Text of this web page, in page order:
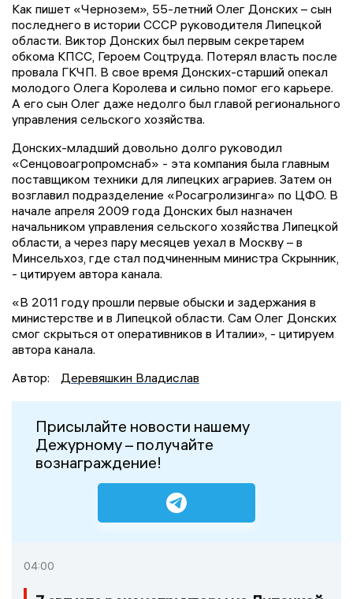
Как пишет «Чернозем», 55-летний Олег Донских – сын
последнего в истории СССР руководителя Липецкой
области. Виктор Донских был первым секретарем
обкома КПСС, Героем Соцтруда. Потерял власть после
провала ГКЧП. В свое время Донских-старший опекал
молодого Олега Королева и сильно помог его карьере.
А его сын Олег даже недолго был главой регионального
управления сельского хозяйства.
Донских-младший довольно долго руководил
«Сенцовоагропромснаб» - эта компания была главным
поставщиком техники для липецких аграриев. Затем он
возглавил подразделение «Росагролизинга» по ЦФО. В
начале апреля 2009 года Донских был назначен
начальником управления сельского хозяйства Липецкой
области, а через пару месяцев уехал в Москву – в
Минсельхоз, где стал подчиненным министра Скрынник,
- цитируем автора канала.
«В 2011 году прошли первые обыски и задержания в
министерстве и в Липецкой области. Сам Олег Донских
смог скрыться от оперативников в Италии», - цитируем
автора канала.
Автор:
Деревяшкин Владислав
Присылайте новости нашему
Дежурному – получайте
вознаграждение!
04:00